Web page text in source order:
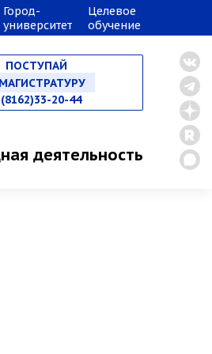
Город-
университет
Целевое
обучение
ПОСТУПАЙ
СПЕЦИАЛИТЕТ
20-44
деятельность